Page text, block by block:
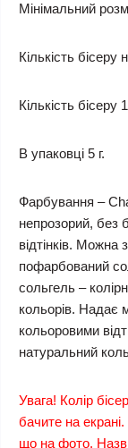
Мінімальний
Кількість
Кількість
В упаковці 5 г.
Фарбування –
непрозорий, без
відтінків. Можна
пофарбований
сольгель –
кольорів. Надає
кольоровими
натуральний
Увага! Колір
бачите на
що на фото. Назви